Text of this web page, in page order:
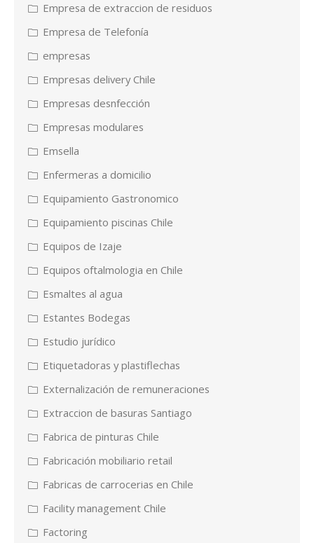
Empresa de extraccion de residuos
Empresa de Telefonía
empresas
Empresas delivery Chile
Empresas desnfección
Empresas modulares
Emsella
Enfermeras a domicilio
Equipamiento Gastronomico
Equipamiento piscinas Chile
Equipos de Izaje
Equipos oftalmologia en Chile
Esmaltes al agua
Estantes Bodegas
Estudio jurídico
Etiquetadoras y plastiflechas
Externalización de remuneraciones
Extraccion de basuras Santiago
Fabrica de pinturas Chile
Fabricación mobiliario retail
Fabricas de carrocerias en Chile
Facility management Chile
Factoring